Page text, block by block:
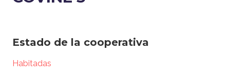
Estado de la cooperativa
Habitadas